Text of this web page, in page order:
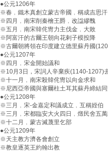
●公元1206年
※春﹐鐵木真創立蒙古帝國﹐稱成吉思汗
※四月﹐南宋削秦檜王爵﹐改諡繆醜
※五月﹐南宋韓侘冑力主伐金﹐大敗
※阿富汗的古爾王朝向花剌子模投降
※古爾朝將領在印度建立德里蘇丹國
●公元1207年
※四月﹐宋金開始議和
※10月3日，宋詞人辛棄疾(1140-1207)
※十一月﹐南宋殺韓侘冑以向金求和
※尼西亞帝國與塞爾柱土耳其蘇丹締結同
●公元1208年
※三月﹐宋-金嘉定和議成立﹐互稱姪伯
※三月﹐宋都臨安大火四日﹐燬民舍五
※十二月﹐蒙古滅蔑里乞部
●公元1209年
※天主教方濟各會創立
※教皇逐英王約翰出教